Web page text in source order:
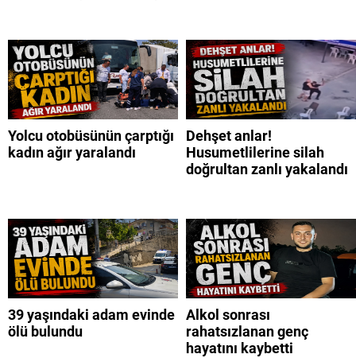
Yolcu otobüsünün çarptığı
kadın ağır yaralandı
Dehşet anlar!
Husumetlilerine silah
doğrultan zanlı yakalandı
39 yaşındaki adam evinde
ölü bulundu
Alkol sonrası
rahatsızlanan genç
hayatını kaybetti